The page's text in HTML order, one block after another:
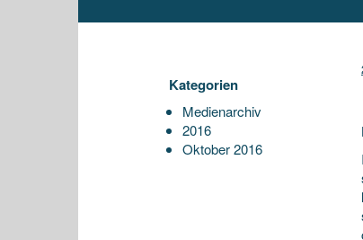
Kategorien
Medienarchiv
2016
Oktober 2016